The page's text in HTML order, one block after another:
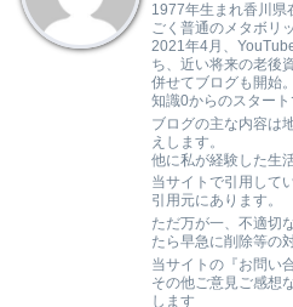
1977年生まれ香川県
ごく普通のメタボリ
2021年4月、
ち、近い将来の老後
併せてブログも開始。
知識0からのスタート
ブログの主な内容は
えします。
他に私が経験した生
当サイトで引用して
引用元にあります。
ただ万が一、不適切
たら早急に削除等の
当サイトの『お問い
その他ご意見ご感想
します